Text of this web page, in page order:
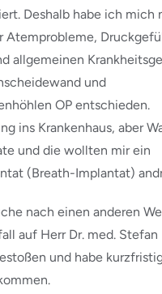
Deshalb habe ich mich
Atemprobleme,
allgemeinen
und
OP entschieden.
ins Krankenhaus, aber
und die wollten mir ein
(Breath-Implantat)
nach einen anderen
auf Herr Dr. med. Stefan
und habe